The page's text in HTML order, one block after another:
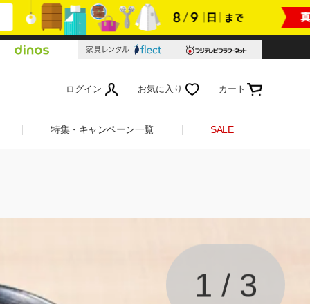
ログイン お気に入り カート
特集・キャンペーン一覧 SALE
1 / 3